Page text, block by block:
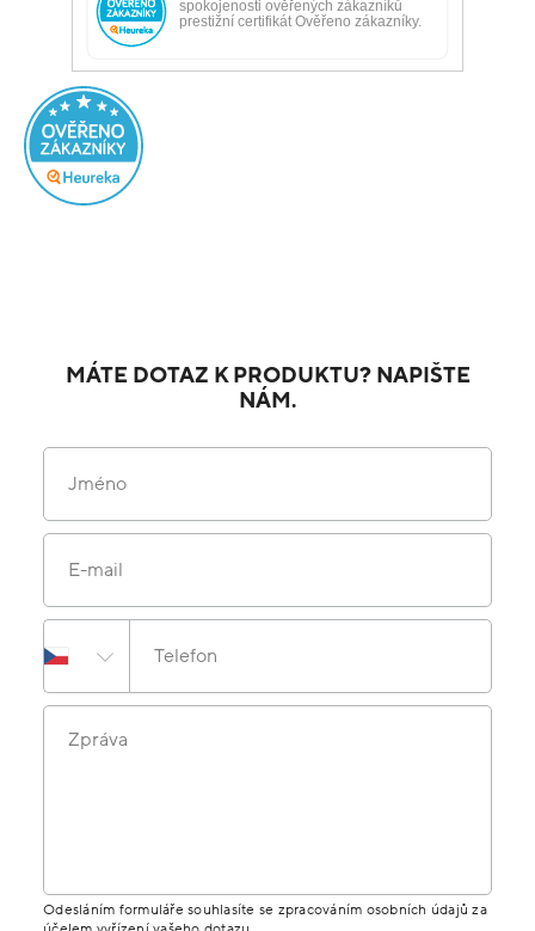
MÁTE DOTAZ K PRODUKTU? NAPIŠTE
NÁM.
Jméno
E-mail
Telefon
Zpráva
Odesláním formuláře souhlasíte se zpracováním osobních údajů za